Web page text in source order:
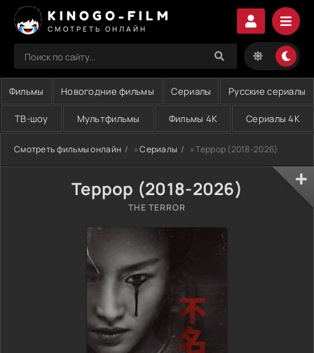
KINOGO-FILM
СМОТРЕТЬ ОНЛАЙН
Фильмы Новогодние фильмы Сериалы Русские сериалы
ТВ-шоу Мультфильмы Фильмы 4K Сериалы 4K
Смотреть фильмы онлайн »Сериалы » Террор (2018-2026)
Террор (2018-2026)
THE TERROR